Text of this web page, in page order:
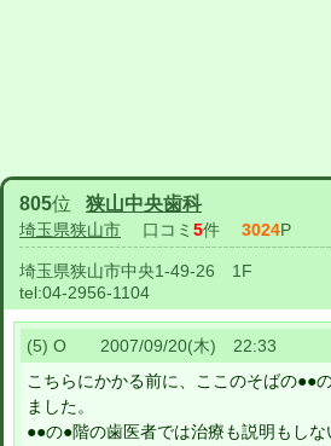
805位 狭山中央歯科
埼玉県狭山市 口コミ 5件 3024P
埼玉県狭山市中央1-49-26 1F
tel:04-2956-1104
(5) O 2007/09/20(木) 22:33
こちらにかかる前に、ここのそばの●●
ました。
●●の●階の歯医者では治療も説明もし